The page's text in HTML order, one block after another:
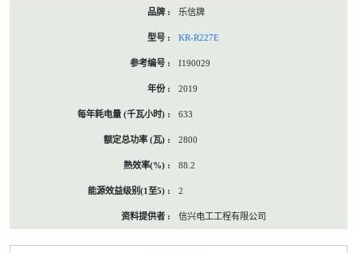
乐信牌
KR-R227E
I190029
2019
633
2800
88.2
2
信兴电工工程有限公司